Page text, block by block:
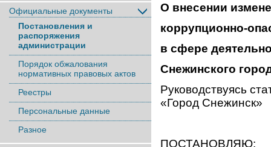
Официальные документы
Постановления и
распоряжения
администрации
Порядок обжалования
нормативных правовых актов
Реестры
Персональные данные
Разное
О внесении
коррупционно-
в сфере
Снежинского
Руководствуясь
«Город Снежинск»
ПОСТАНОВЛЯЮ: